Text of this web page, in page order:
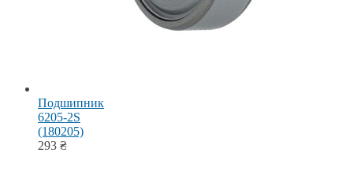
Подшипник
6205-2S
(180205)
293 ₴